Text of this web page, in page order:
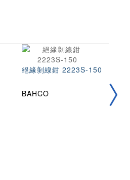
絕緣剝線鉗 2223S-150
BAHCO